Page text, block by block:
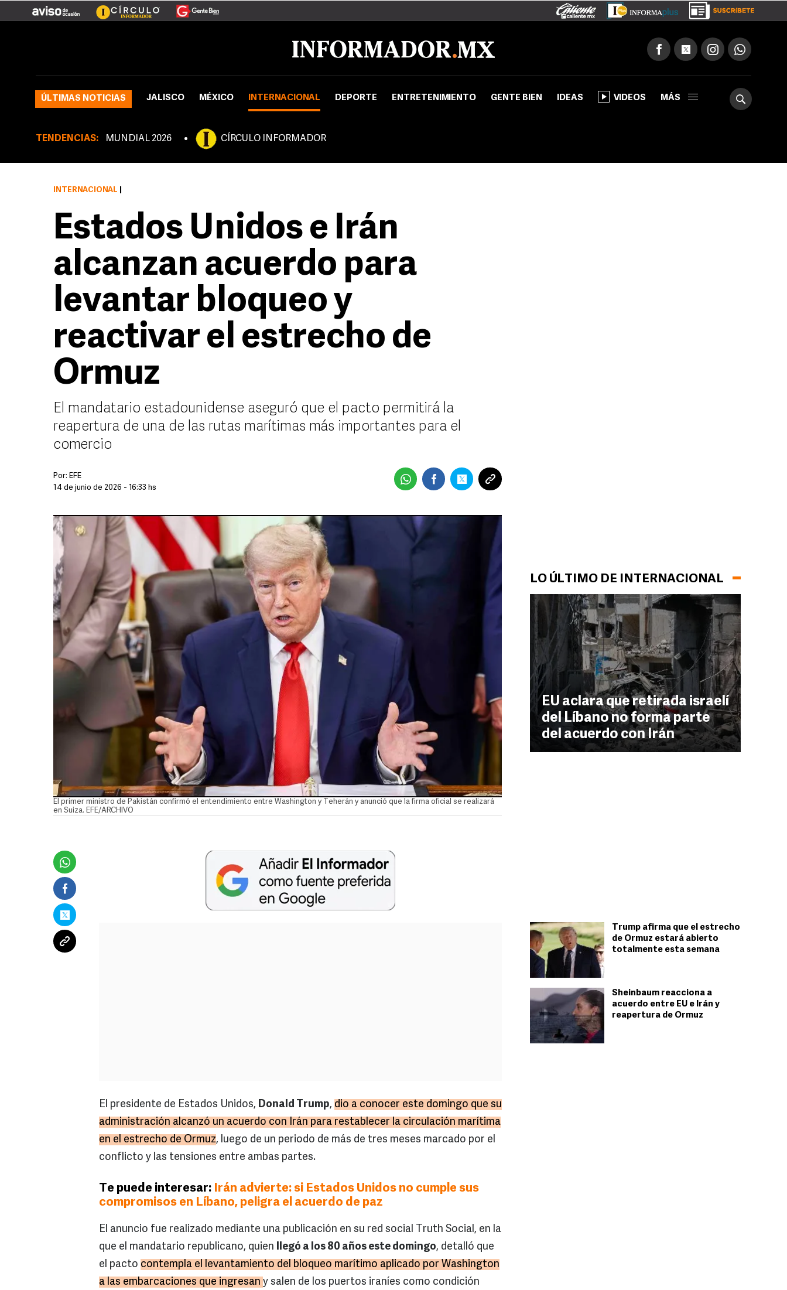
ÚLTIMAS NOTICIAS JALISCO MÉXICO INTERNACIONAL DEPORTE ENTRETENIMIENTO GENTE BIEN IDEAS VIDEOS MÁS
TENDENCIAS: MUNDIAL 2026 CÍRCULO INFORMADOR
LO ÚLTIMO DE INTERNACIONAL
EU aclara que retirada israelí
del Líbano no forma parte
del acuerdo con Irán
Trump afirma que el estrecho
de Ormuz estará abierto
totalmente esta semana
Sheinbaum reacciona a
acuerdo entre EU e Irán y
reapertura de Ormuz
INTERNACIONAL
Estados Unidos e Irán
alcanzan acuerdo para
levantar bloqueo y
reactivar el estrecho de
Ormuz
El mandatario estadounidense aseguró que el pacto permitirá la
reapertura de una de las rutas marítimas más importantes para el
comercio
Por: EFE
14 de junio de 2026 - 16:33 hs
El primer ministro de Pakistán confirmó el entendimiento entre Washington y Teherán y anunció que la firma oficial se realizará
en Suiza. EFE/ARCHIVO
El presidente de Estados Unidos, Donald Trump, dio a conocer este domingo que su
administración alcanzó un acuerdo con Irán para restablecer la circulación marítima
en el estrecho de Ormuz, luego de un periodo de más de tres meses marcado por el
conflicto y las tensiones entre ambas partes.
Te puede interesar: Irán advierte: si Estados Unidos no cumple sus
compromisos en Líbano, peligra el acuerdo de paz
El anuncio fue realizado mediante una publicación en su red social Truth Social, en la
que el mandatario republicano, quien llegó a los 80 años este domingo, detalló que
el pacto contempla el levantamiento del bloqueo marítimo aplicado por Washington
a las embarcaciones que ingresan y salen de los puertos iraníes como condición